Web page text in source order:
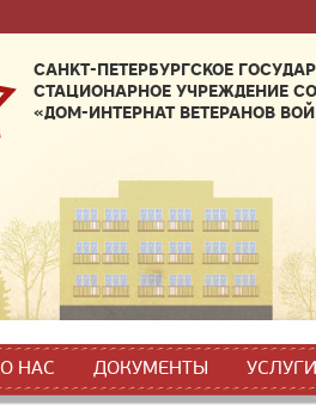
САНКТ-ПЕТЕРБУРГСКОЕ
СТАЦИОНАРНОЕ УЧРЕЖДЕНИЕ
«ДОМ-ИНТЕРНАТ ВЕТЕРАНОВ
О НАС ДОКУМЕНТЫ УСЛУГИ